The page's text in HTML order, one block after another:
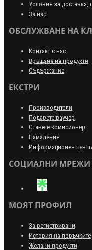
Условия за
За нас
ОБСЛУЖВАНЕ НА
Контакт с нас
Връщане на продукти
Съдържание
ЕКСТРИ
Производители
Подарете ваучер
Станете комисионер
Намаления
Информационен
СОЦИАЛНИ МРЕЖИ
МОЯТ ПРОФИЛ
За регистрирани
История на поръчките
Желани продукти